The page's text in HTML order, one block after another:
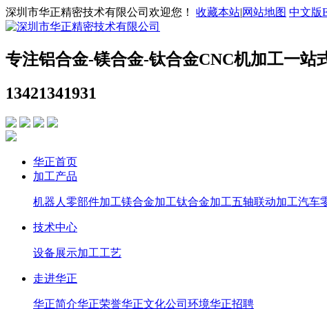
深圳市华正精密技术有限公司欢迎您！ 收藏本站|网站地图 中文版
专注铝合金-镁合金-钛合金CNC机加工一站
13421341931
华正首页
加工产品
机器人零部件加工镁合金加工钛合金加工五轴联动加工汽车
技术中心
设备展示加工工艺
走进华正
华正简介华正荣誉华正文化公司环境华正招聘